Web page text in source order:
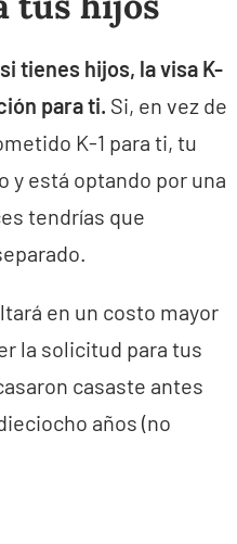
tienes hijos, la visa K-
para ti. Si, en vez de
K-1 para ti, tu
y está optando por una
tendrías que
en un costo mayor
la solicitud para tus
casaste antes
años (no